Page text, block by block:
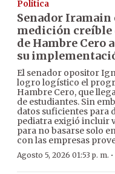
Política
Senador Iramain
medición
de Hambre Cero
su
El senador opositor
logro logístico el
Hambre Cero, que
de estudiantes. Sin
datos suficientes para
pediatra exigió incluir
para no basarse solo
con las empresas
Agosto 5, 2026 01:53 p. m. ·